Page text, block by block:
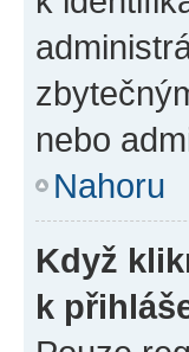
nebo
Nahoru
Když
k